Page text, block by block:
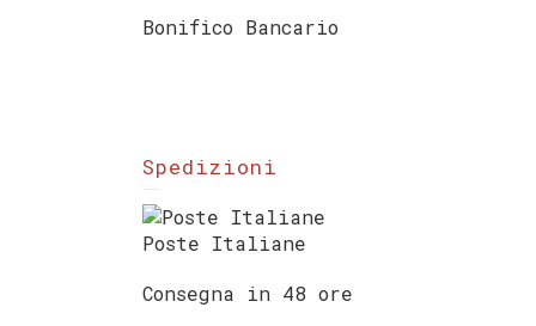
Bonifico Bancario
Spedizioni
Poste Italiane
Consegna in 48 ore